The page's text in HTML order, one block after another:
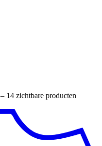
– 14 zichtbare producten